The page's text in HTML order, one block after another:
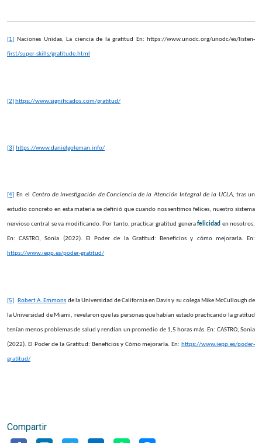
[1] Naciones Unidas, La ciencia de la gratitud En: https://www.unodc.org/unodc/es/listen-
first/super-skills/gratitude.html
[2] https://www.significados.com/gratitud/
[3] https://www.danielgoleman.info/
[4] En el Centro de Investigación de Conciencia de la Atención Integral de la UCLA, tras un
estudio concreto en esta materia se definió que cuando nos sentimos felices, nuestro sistema
nervioso central se va modificando. Por tanto, practicar gratitud generafelicidad en nosotros.
En: CASTRO, Sonia (2022). El Poder de la Gratitud: Beneficios y cómo mejorarla. En:
https://www.iepp.es/poder-gratitud/
[5] Robert A. Emmons de la Universidad de California en Davis y su colega Mike McCullough de
la Universidad de Miami, revelaron que las personas que habían estado practicando la gratitud
tenían menos problemas de salud y rendían un promedio de 1,5 horas más. En: CASTRO, Sonia
(2022). El Poder de la Gratitud: Beneficios y Cómo mejorarla. En: https://www.iepp.es/poder-
gratitud/
Compartir